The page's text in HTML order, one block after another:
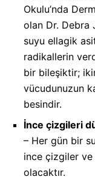
Okulu’nda
olan Dr. Debra
suyu ellagik
radikallerin
bir bileşiktir;
vücudunuzun
besindir.
İnce çizgileri
– Her gün bir
ince çizgiler ve
olacaktır.